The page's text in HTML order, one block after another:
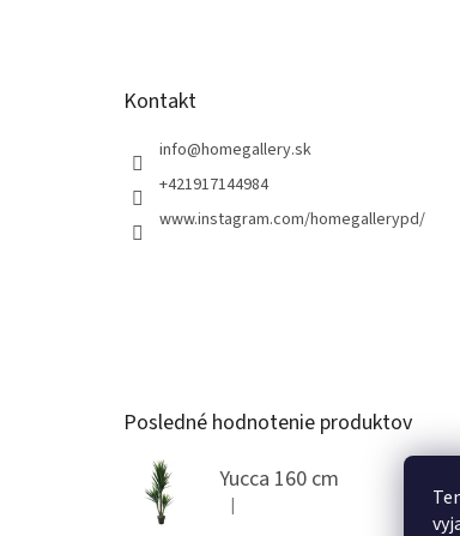
Kontakt
info@homegallery.sk
+421917144984
www.instagram.com/homegallerypd/
Posledné hodnotenie produktov
Yucca 160 cm
Hodnotenie produktu je 5 z 5
|